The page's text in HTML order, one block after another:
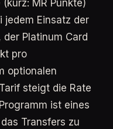
MR Punkte)
jedem Einsatz der
Platinum Card
pro
optionalen
steigt die Rate
ist eines
Transfers zu